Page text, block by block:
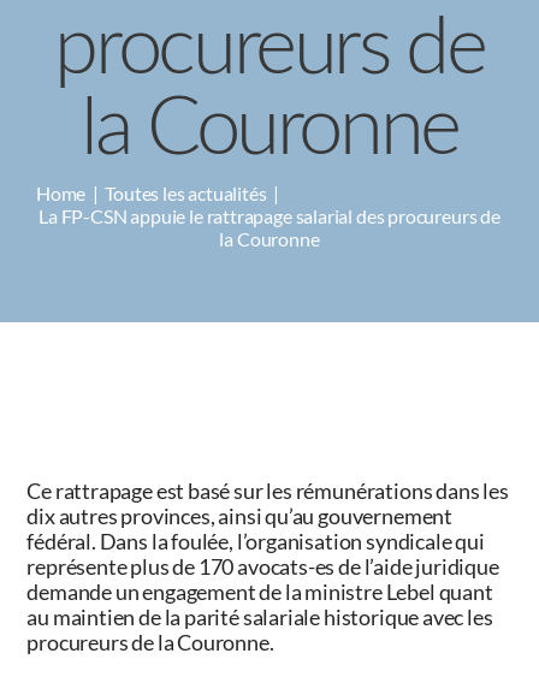
procureurs de
la Couronne
Home
Toutes les actualités
La FP-CSN appuie le rattrapage salarial des procureurs de
la Couronne
Ce rattrapage est basé sur les rémunérations dans les
dix autres provinces, ainsi qu’au gouvernement
fédéral. Dans la foulée, l’organisation syndicale qui
représente plus de 170 avocats-es de l’aide juridique
demande un engagement de la ministre Lebel quant
au maintien de la parité salariale historique avec les
procureurs de la Couronne.